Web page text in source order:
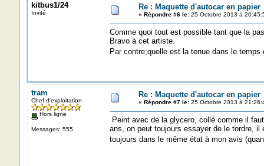
kitbus1/24
Invité
Re : Maquette d'autocar en papier
« Répondre #6 le:25 Octobre 2013 à
Comme quoi tout est possible tant que la
Bravo à cet artiste.
Par contre;quelle est la tenue dans le
tram
Chef d'exploitation
Hors ligne
Messages: 555
Re : Maquette d'autocar en papier
« Répondre #7 le:25 Octobre 2013 à
Peint avec de la glycero, collé comme il
ans, on peut toujours essayer de le tordre,
toujours dans le même état à mon avis